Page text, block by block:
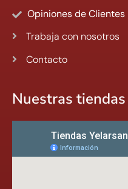
Opiniones de Clientes
Trabaja con nosotros
Contacto
Nuestras tiendas